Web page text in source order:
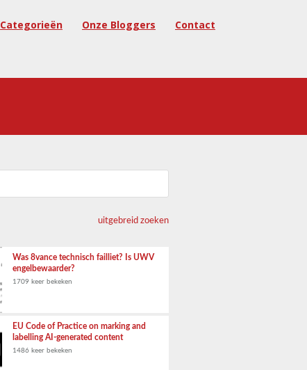
Categorieën Onze Bloggers Contact
uitgebreid zoeken
Was 8vance technisch failliet? Is UWV
engelbewaarder?
1709 keer bekeken
EU Code of Practice on marking and
labelling AI-generated content
1486 keer bekeken